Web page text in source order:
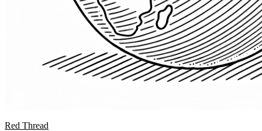
Red Thread